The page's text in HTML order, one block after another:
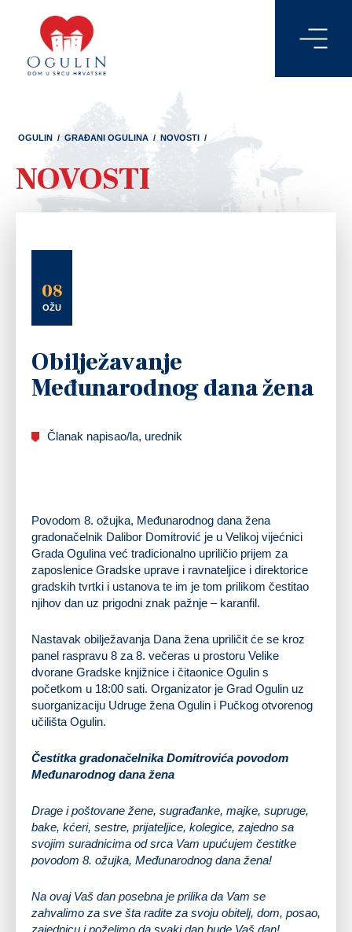
OGULIN / GRAĐANI OGULINA / NOVOSTI /
NOVOSTI
08
OŽU
Obilježavanje
Međunarodnog dana žena
Članak napisao/la, urednik
Povodom 8. ožujka, Međunarodnog dana žena
gradonačelnik Dalibor Domitrović je u Velikoj vijećnici
Grada Ogulina već tradicionalno upriličio prijem za
zaposlenice Gradske uprave i ravnateljice i direktorice
gradskih tvrtki i ustanova te im je tom prilikom čestitao
njihov dan uz prigodni znak pažnje – karanfil.
Nastavak obilježavanja Dana žena upriličit će se kroz
panel raspravu 8 za 8. večeras u prostoru Velike
dvorane Gradske knjižnice i čitaonice Ogulin s
početkom u 18:00 sati. Organizator je Grad Ogulin uz
suorganizaciju Udruge žena Ogulin i Pučkog otvorenog
učilišta Ogulin.
Čestitka gradonačelnika Domitrovića povodom
Međunarodnog dana žena
Drage i poštovane žene, sugrađanke, majke, supruge,
bake, kćeri, sestre, prijateljice, kolegice, zajedno sa
svojim suradnicima od srca Vam upućujem čestitke
povodom 8. ožujka, Međunarodnog dana žena!
Na ovaj Vaš dan posebna je prilika da Vam se
zahvalimo za sve šta radite za svoju obitelj, dom, posao,
zajednicu i poželimo da svaki dan bude Vaš dan!